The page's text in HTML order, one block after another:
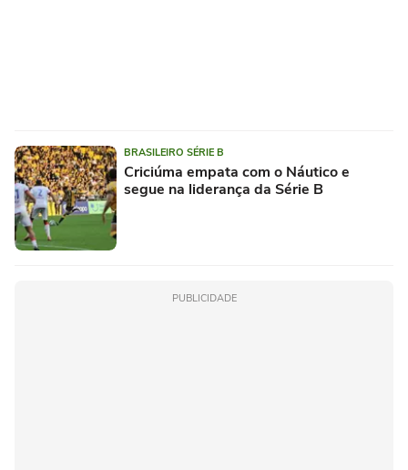
BRASILEIRO SÉRIE B
Criciúma empata com o Náutico e
segue na liderança da Série B
PUBLICIDADE